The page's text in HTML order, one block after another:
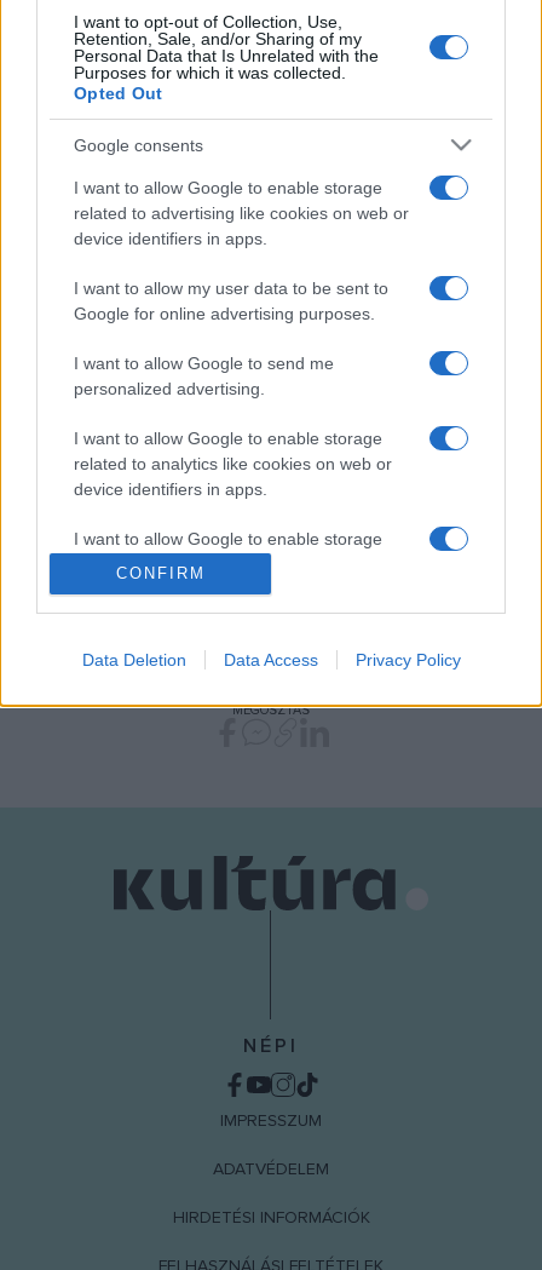
I want to opt-out of Collection, Use,
Retention, Sale, and/or Sharing of my
Personal Data that Is Unrelated with the
Purposes for which it was collected.
Opted Out
Google consents
I want to allow Google to enable storage
related to advertising like cookies on web or
device identifiers in apps.
I want to allow my user data to be sent to
Google for online advertising purposes.
I want to allow Google to send me
personalized advertising.
I want to allow Google to enable storage
related to analytics like cookies on web or
device identifiers in apps.
I want to allow Google to enable storage
related to functionality of the website or app.
I want to allow Google to enable storage
related to security, including authentication
CONFIRM
Data Deletion Data Access Privacy Policy
és önkéntelen mozdulatainkon keresztül jelenik meg” –
árulta el Szabó Réka rendező.
Az előadás szereplői és alkotótársai: a Budapest
Kortárstánc Főiskolát végzett Dányi Viktória táncos-
koreográfus; a Budapesten, Salzburgban és Brüsszelben
tanult fiatal táncos, Kelemen Patrik; a Magyar Táncművészeti
Főiskola néptánc tagozatán, majd Salzburgban végzett Oláh
Balázs; a Londonban tanult szabadúszó előadó-művész és
rendező, Szabó Veronika és a Tünet Együttes egyik alapító
tagja, Szász Dániel. Zenei tréner és alkotótárs Harcsa
Veronika, produkciós asszisztens Oberfrank Réka, fény
Fotók: Mészáros Csaba
MEGOSZTÁS
NÉPI
IMPRESSZUM
ADATVÉDELEM
HIRDETÉSI INFORMÁCIÓK
FELHASZNÁLÁSI FELTÉTELEK